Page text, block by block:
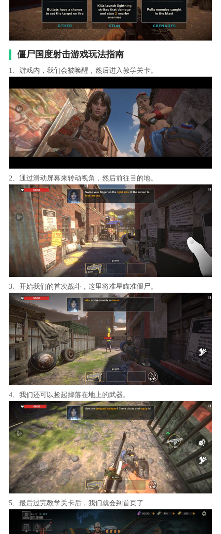
僵尸国度射击游戏玩法指南
1、游戏内，我们会被唤醒，然后进入教学关卡。
2、通过滑动屏幕来转动视角，然后前往目的地。
3、开始我们的首次战斗，这里将准星瞄准僵尸。
4、我们还可以捡起掉落在地上的武器。
5、最后过完教学关卡后，我们就会到首页了